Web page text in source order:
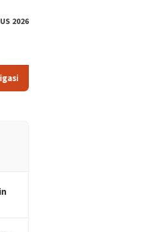
2026
Libatkan Komunitas Lokal